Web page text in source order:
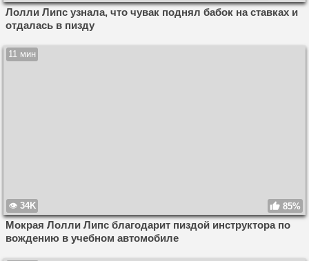
Лолли Липс узнала, что чувак поднял бабок на ставках и
отдалась в пизду
11 мин
34K 85%
Мокрая Лолли Липс благодарит пиздой инструктора по
вождению в учебном автомобиле